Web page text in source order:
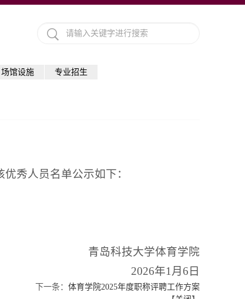
场馆设施 专业招生
秀人员名单公示如下：
青岛科技大学体育学院
2026年1月6日
下一条： 体育学院2025年度职称评聘工作方案